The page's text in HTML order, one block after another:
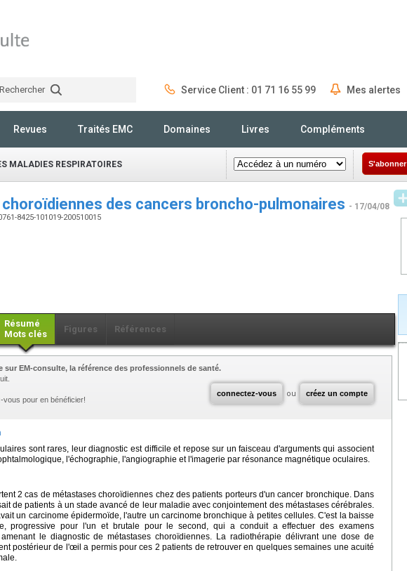
Rechercher Service Client : 01 71 16 55 99 Mes alertes
Revues Traités EMC Domaines Livres Compléments
MALADIES RESPIRATOIRES S'abonner
des cancers broncho-pulmonaires - 17/04/08
8425-101019-200510015
Résumé
Mots clés
Figures Références
connectez-vous ou créez un compte
sur EM-consulte, la référence des professionnels de santé.
vous pour en bénéficier!
sont rares, leur diagnostic est difficile et repose sur un faisceau d'arguments qui associent
l'échographie, l'angiographie et l'imagerie par résonance magnétique oculaires.
2 cas de métastases choroïdiennes chez des patients porteurs d'un cancer bronchique. Dans
de patients à un stade avancé de leur maladie avec conjointement des métastases cérébrales.
un carcinome épidermoïde, l'autre un carcinome bronchique à petites cellules. C'est la baisse
progressive pour l'un et brutale pour le second, qui a conduit a effectuer des examens
le diagnostic de métastases choroïdiennes. La radiothérapie délivrant une dose de
postérieur de l'œil a permis pour ces 2 patients de retrouver en quelques semaines une acuité